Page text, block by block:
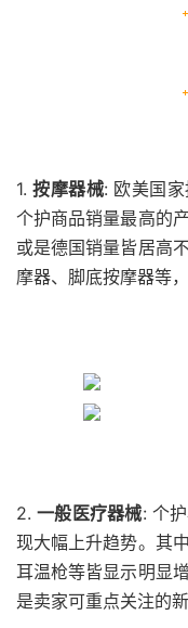
1.按摩器械: 欧美国
个护商品销量最高的
或是德国销量皆居高
摩器、脚底按摩器等
2.一般医疗器械: 个
现大幅上升趋势。其
耳温枪等皆显示明显
是卖家可重点关注的新